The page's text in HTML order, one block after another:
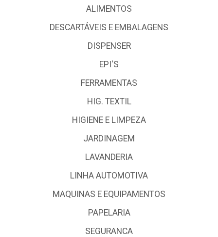
ALIMENTOS
DESCARTÁVEIS E EMBALAGENS
DISPENSER
EPI'S
FERRAMENTAS
HIG. TEXTIL
HIGIENE E LIMPEZA
JARDINAGEM
LAVANDERIA
LINHA AUTOMOTIVA
MAQUINAS E EQUIPAMENTOS
PAPELARIA
SEGURANCA